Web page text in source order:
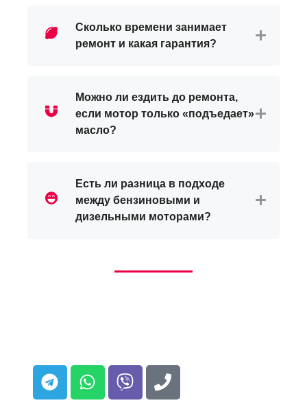
Сколько времени занимает
ремонт и какая гарантия?
Можно ли ездить до ремонта,
если мотор только «подъедает»
масло?
Есть ли разница в подходе
между бензиновыми и
дизельными моторами?